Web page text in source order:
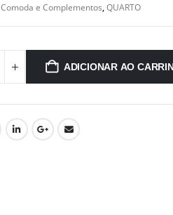
Comoda e Complementos,QUARTO
ADICIONAR AO